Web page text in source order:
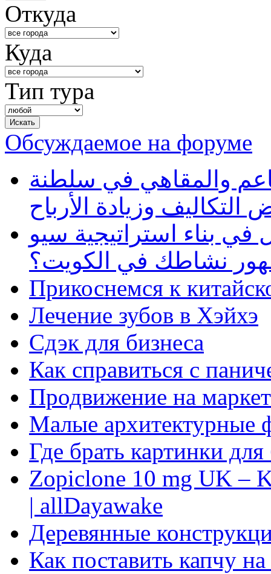
Откуда
Куда
Тип тура
Обсуждаемое на форуме
والمقاهي في سلطنة
وزيادة الأرباح
بناء استراتيجية سيو
نشاطك في الكويت؟
Прикоснемся к
Лечение зубов в Хэйхэ
Сдэк для бизнеса
Как справиться с
Продвижение на
Малые архитектурные
Где брать картинки
Zopiclone 10 mg UK –
| allDayawake
Деревянные
Как поставить капчу